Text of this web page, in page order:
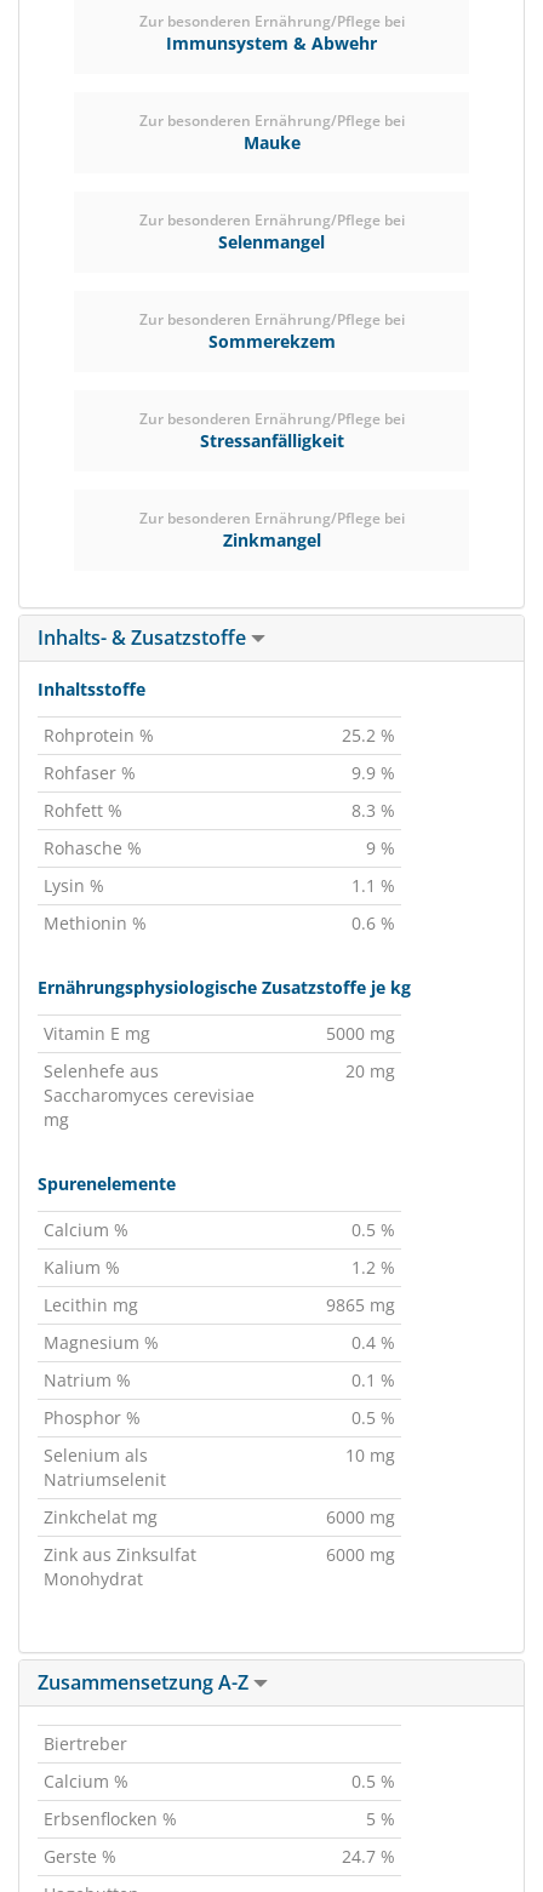
Zur besonderen Ernährung/Pflege bei
Immunsystem & Abwehr
Zur besonderen Ernährung/Pflege bei
Mauke
Zur besonderen Ernährung/Pflege bei
Selenmangel
Zur besonderen Ernährung/Pflege bei
Sommerekzem
Zur besonderen Ernährung/Pflege bei
Stressanfälligkeit
Zur besonderen Ernährung/Pflege bei
Zinkmangel
Inhalts- & Zusatzstoffe
Inhaltsstoffe
Rohprotein %
25.2 %
Rohfaser %
9.9 %
Rohfett %
8.3 %
Rohasche %
9 %
Lysin %
1.1 %
Methionin %
0.6 %
Ernährungsphysiologische Zusatzstoffe je kg
Vitamin E mg
5000 mg
Selenhefe aus
Saccharomyces cerevisiae
mg
20 mg
Spurenelemente
Calcium %
0.5 %
Kalium %
1.2 %
Lecithin mg
9865 mg
Magnesium %
0.4 %
Natrium %
0.1 %
Phosphor %
0.5 %
Selenium als
Natriumselenit
10 mg
Zinkchelat mg
6000 mg
Zink aus Zinksulfat
Monohydrat
6000 mg
Zusammensetzung A-Z
Biertreber
Calcium %
0.5 %
Erbsenflocken %
5 %
Gerste %
24.7 %